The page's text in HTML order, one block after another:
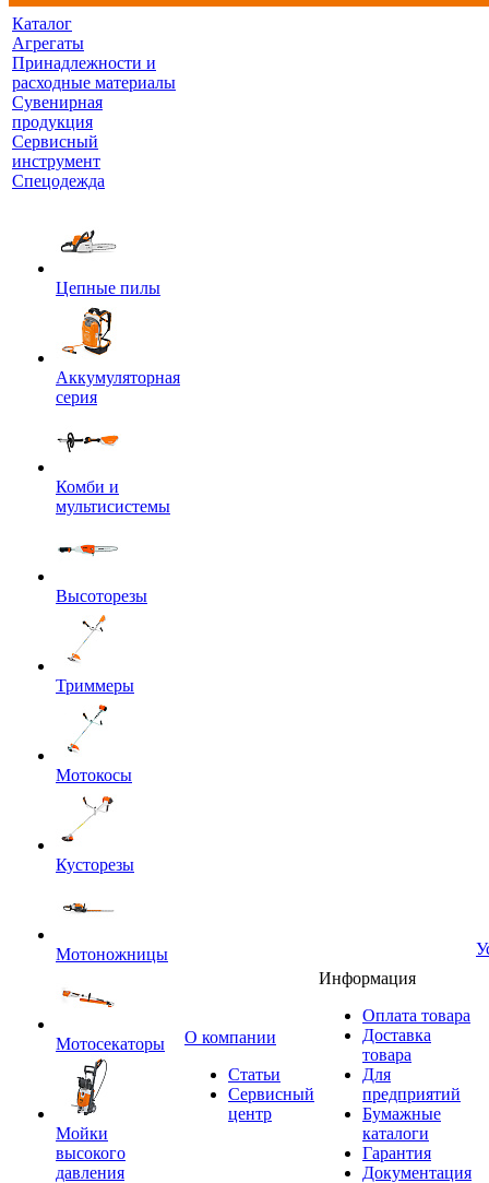
Каталог
Агрегаты
Принадлежности и
расходные материалы
Сувенирная
продукция
Сервисный
инструмент
Спецодежда
Цепные пилы
Аккумуляторная
серия
Комби и
мультисистемы
Высоторезы
Триммеры
Мотокосы
Кусторезы
Мотоножницы
Мотосекаторы
Мойки
высокого
давления
O компании
Статьи
Сервисный
центр
Информация
Оплата товара
Доставка
товара
Для
предприятий
Бумажные
каталоги
Гарантия
Документация